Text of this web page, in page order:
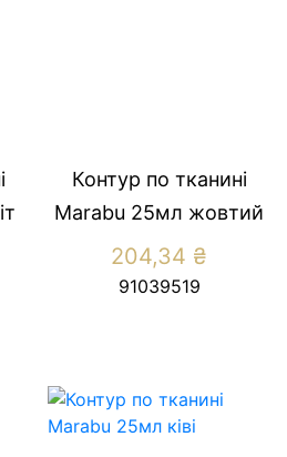
Контур по тканині
Marabu 25мл жовтий
204,34 ₴
91039519